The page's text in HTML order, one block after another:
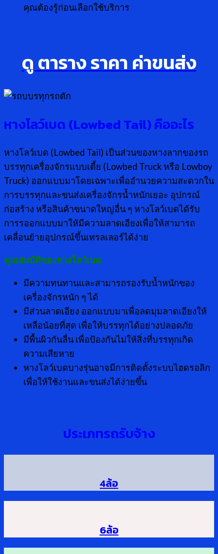
คุณต้องรู้ก่อนเลือกใช้บริการ
ดู ตาราง ราคา ค่าขนส่ง
หางโลว์เบด (Lowbed Tail) คืออะไร
หางโลว์เบด (Lowbed Tail) เป็นส่วนของหางลากของรถ
บรรทุกเครื่องจักรแบบเตี้ย (Lowbed Truck หรือ Lowboy
Truck) ออกแบบมาโดยเฉพาะเพื่ออำนวยความสะดวกใน
การบรรทุกและขนส่งเครื่องจักรน้ำหนักเยอะ อุปกรณ์
ก่อสร้าง หรือสินค้าขนาดใหญ่อื่น ๆ หางโลว์เบดได้รับ
การรออกแบบมาให้มีความลาดเอียงเพื่อให้สามารถ
เคลื่อนย้ายอุปกรณ์ขึ้นเทรลเลอร์ได้ง่าย
คุณสมบัติของหางโลว์เบด
มีความทนทานและสามารถรองรับน้ำหนักของ
เครื่องจักรหนัก ๆ ได้
มีส่วนลาดเอียง ออกแบบมาเพื่อลดมุมลาดเอียงให้
เหลือน้อยที่สุด เพื่อให้บรรทุกได้อย่างปลอดภัย
มีพื้นผิวกันลื่น เพื่อป้องกันไม่ให้สิ่งที่บรรทุกเกิด
ความเสียหาย
หางโลว์เบดบางรุ่นอาจมีการติดตั้งระบบไฮดรอลิก
เพื่อให้ใช้งานและขนส่งได้ง่ายขึ้น
ประเภทรถรับจ้าง
4ล้อ
6ล้อ